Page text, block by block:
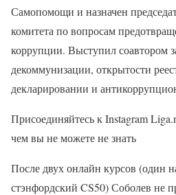
Самопомощи и назначен
комитета по вопросам
коррупции. Выступил соавтором
декоммунизации, открытости
декларировании и
Присоединяйтесь к Instagram
чем вы не можете не знать
После двух онлайн курсов (один
стэнфордский CS50) Соболев не